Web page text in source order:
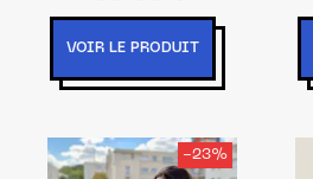
VOIR LE PRODUIT
-23%